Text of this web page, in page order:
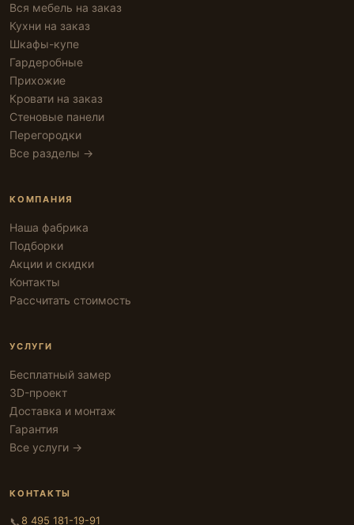
Вся мебель на заказ
Кухни на заказ
Шкафы-купе
Гардеробные
Прихожие
Кровати на заказ
Стеновые панели
Перегородки
Все разделы →
КОМПАНИЯ
Наша фабрика
Подборки
Акции и скидки
Контакты
Рассчитать стоимость
УСЛУГИ
Бесплатный замер
3D-проект
Доставка и монтаж
Гарантия
Все услуги →
КОНТАКТЫ
8 495 181-19-91